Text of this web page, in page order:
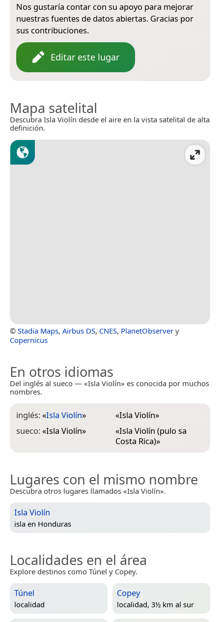
Nos gustaría contar con su apoyo para mejorar
nuestras fuentes de datos abiertas. Gracias por
sus contribuciones.
Editar este lugar
Mapa satelital
Descubra Isla Violín desde el aire en la vista satelital de alta
definición.
© Stadia Maps, Airbus DS, CNES, PlanetObserver y
Copernicus
En otros idiomas
Del inglés al sueco — «Isla Violín» es conocida por muchos
nombres.
inglés:«Isla Violín»
sueco:«Isla Violín»
«Isla Violín»
«Isla Violín (pulo sa
Costa Rica)»
Lugares con el mismo nombre
Descubra otros lugares llamados «Isla Violín».
Isla Violín
isla en Honduras
Localidades en el área
Explore destinos como Túnel y Copey.
Túnel
localidad
Copey
localidad, 3½ km al sur